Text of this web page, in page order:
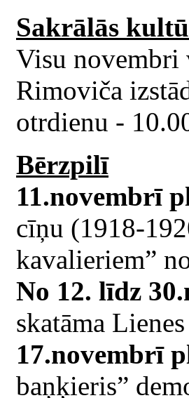
Sakrālās
Visu novembri
Rimoviča
otrdienu -
Bērzpilī
11.novembrī
cīņu (1918-
kavalieriem”
No 12. līdz
skatāma
17.novembrī
baņķieris”